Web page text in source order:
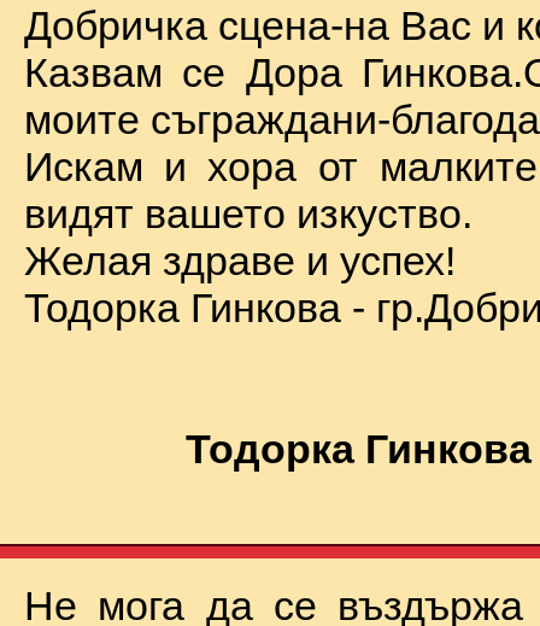
Добричка сцена-на Вас и
Казвам се Дора
моите съграждани-
Искам и хора от
видят вашето изкуство.
Желая здраве и успех!
Тодорка Гинкова -
Тодорка
Не мога да се